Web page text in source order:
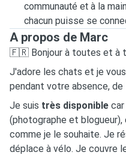
communauté et à la
chacun puisse se
A propos de Marc
🇫🇷 Bonjour à toutes et à
J'adore les chats et je
pendant votre absence,
Je suis très disponible
(photographe et
comme je le souhaite. Je
déplace à vélo. Je couvre